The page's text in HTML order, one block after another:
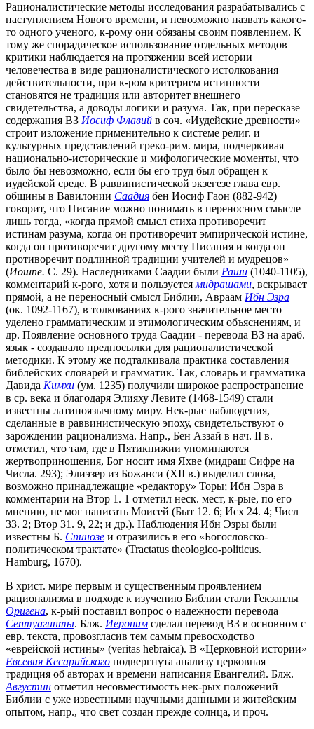
Рационалистические методы исследования разрабатывались с
наступлением Нового времени, и невозможно назвать какого-
то одного ученого, к-рому они обязаны своим появлением. К
тому же спорадическое использование отдельных методов
критики наблюдается на протяжении всей истории
человечества в виде рационалистического истолкования
действительности, при к-ром критерием истинности
становятся не традиция или авторитет внешнего
свидетельства, а доводы логики и разума. Так, при пересказе
содержания ВЗ Иосиф Флавий в соч. «Иудейские древности»
строит изложение применительно к системе религ. и
культурных представлений греко-рим. мира, подчеркивая
национально-исторические и мифологические моменты, что
было бы невозможно, если бы его труд был обращен к
иудейской среде. В раввинистической экзегезе глава евр.
общины в Вавилонии Саадия бен Иосиф Гаон (882-942)
говорит, что Писание можно понимать в переносном смысле
лишь тогда, «когда прямой смысл стиха противоречит
истинам разума, когда он противоречит эмпирической истине,
когда он противоречит другому месту Писания и когда он
противоречит подлинной традиции учителей и мудрецов»
(Иошпе. С. 29). Наследниками Саадии были Раши (1040-1105),
комментарий к-рого, хотя и пользуется мидрашами, вскрывает
прямой, а не переносный смысл Библии, Авраам Ибн Эзра
(ок. 1092-1167), в толкованиях к-рого значительное место
уделено грамматическим и этимологическим объяснениям, и
др. Появление основного труда Саадии - перевода ВЗ на араб.
язык - создавало предпосылки для рационалистической
методики. К этому же подталкивала практика составления
библейских словарей и грамматик. Так, словарь и грамматика
Давида Кимхи (ум. 1235) получили широкое распространение
в ср. века и благодаря Элияху Левите (1468-1549) стали
известны латиноязычному миру. Нек-рые наблюдения,
сделанные в раввинистическую эпоху, свидетельствуют о
зарождении рационализма. Напр., Бен Аззай в нач. II в.
отметил, что там, где в Пятикнижии упоминаются
жертвоприношения, Бог носит имя Яхве (мидраш Сифре на
Числа. 293); Элиэзер из Божанси (XII в.) выделил слова,
возможно принадлежащие «редактору» Торы; Ибн Эзра в
комментарии на Втор 1. 1 отметил неск. мест, к-рые, по его
мнению, не мог написать Моисей (Быт 12. 6; Исх 24. 4; Числ
33. 2; Втор 31. 9, 22; и др.). Наблюдения Ибн Эзры были
известны Б. Спинозе и отразились в его «Богословско-
политическом трактате» (Tractatus theologico-politicus.
Hamburg, 1670).
В христ. мире первым и существенным проявлением
рационализма в подходе к изучению Библии стали Гекзаплы
Оригена, к-рый поставил вопрос о надежности перевода
Септуагинты. Блж. Иероним сделал перевод ВЗ в основном с
евр. текста, провозгласив тем самым превосходство
«еврейской истины» (veritas hebraica). В «Церковной истории»
Евсевия Кесарийского подвергнута анализу церковная
традиция об авторах и времени написания Евангелий. Блж.
Августин отметил несовместимость нек-рых положений
Библии с уже известными научными данными и житейским
опытом, напр., что свет создан прежде солнца, и проч.